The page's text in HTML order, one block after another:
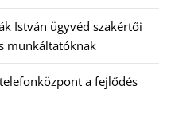
István ügyvéd szakértői
munkáltatóknak
a fejlődés